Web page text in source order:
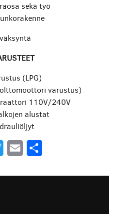
sekä työ
(LPG)
varustus)
110V/240V
alustat
Twitter
Email